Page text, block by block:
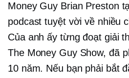
Money Guy Brian Preston
podcast tuyệt vời về nhiều
Của anh ấy từng đoạt giải
The Money Guy Show, đã
10 năm. Nếu bạn phải bắt